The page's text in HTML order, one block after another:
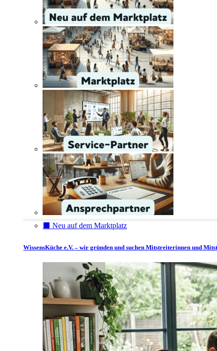
⬛️ Neu auf dem Marktplatz
WissensKüche e.V. – wir gründen und suchen Mitstreiterinnen und